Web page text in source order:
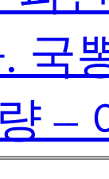
국
–